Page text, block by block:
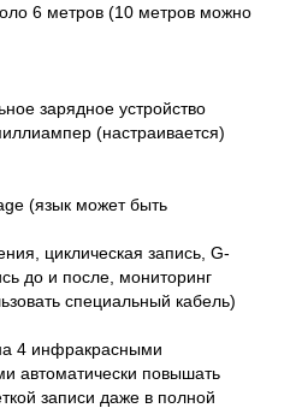
6 метров (10 метров можно
зарядное устройство
(настраивается)
(язык может быть
циклическая запись, G-
до и после, мониторинг
специальный кабель)
4 инфракрасными
автоматически повышать
записи даже в полной